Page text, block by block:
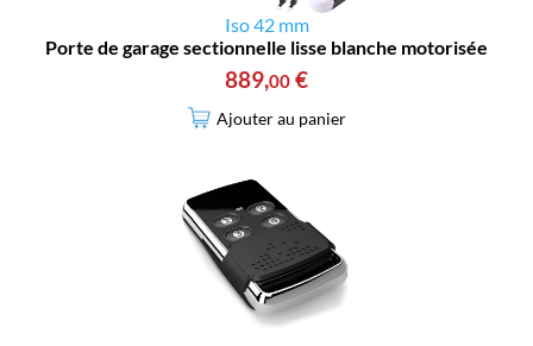
Iso 42 mm
Porte de garage sectionnelle lisse blanche motorisée
889,00 €
Ajouter au panier